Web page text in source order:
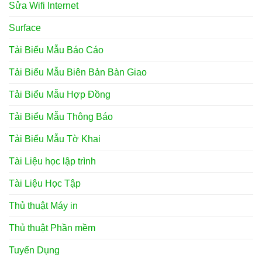
Sửa Wifi Internet
Surface
Tải Biểu Mẫu Báo Cáo
Tải Biểu Mẫu Biên Bản Bàn Giao
Tải Biểu Mẫu Hợp Đồng
Tải Biểu Mẫu Thông Báo
Tải Biểu Mẫu Tờ Khai
Tài Liệu học lập trình
Tài Liệu Học Tập
Thủ thuật Máy in
Thủ thuật Phần mềm
Tuyển Dụng